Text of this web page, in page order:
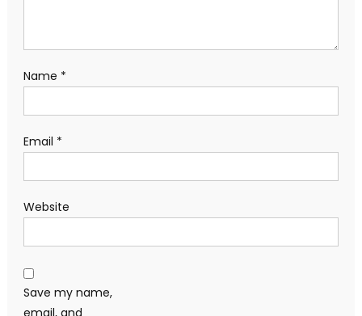
Name *
Email *
Website
Save my name,